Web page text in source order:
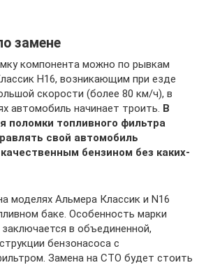
замене
компонента можно по рывкам
Н16, возникающим при езде
скорости (более 80 км/ч), в
автомобиль начинает троить. В
поломки топливного фильтра
свой автомобиль
бензином без каких-
моделях Альмера Классик и N16
баке. Особенность марки
в объединенной,
бензонасоса с
Замена на СТО будет стоить